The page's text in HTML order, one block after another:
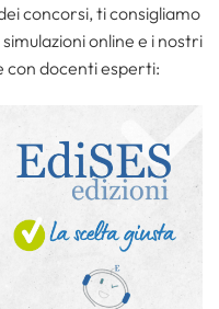
concorsi, ti consigliamo
online e i nostri
con docenti esperti: